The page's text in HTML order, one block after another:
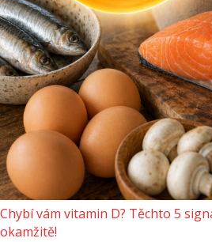
Chybí vám vitamin D? Těchto 5
okamžitě!